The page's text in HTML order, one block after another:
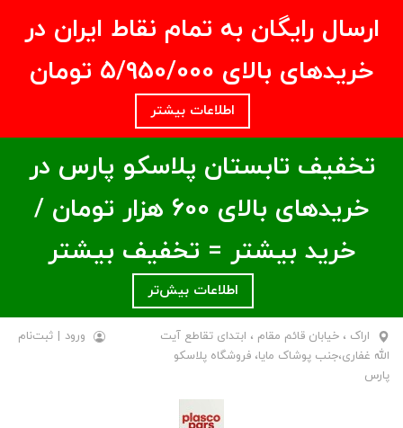
ارسال رایگان به تمام نقاط ایران در
خریدهای بالای ۵/950/000 تومان
اطلاعات بیشتر
تخفیف تابستان پلاسکو پارس در
خریدهای بالای ۶00 هزار تومان /
خرید بیشتر = تخفیف بیشتر
اطلاعات بیش‌تر
اراک ، خیابان قائم مقام ، ابتدای تقاطع آیت
الله غفاری،جنب پوشاک مایا، فروشگاه پلاسکو
پارس
ورود | ثبت‌نام